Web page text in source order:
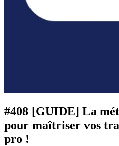
#408 [GUIDE] La
pour maîtriser vos
pro !